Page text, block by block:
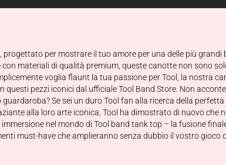
per mostrare il tuo amore per una delle più
materiali di qualità premium, queste canotte non sono
voglia flaunt la tua passione per Tool, la nostra
pezzi iconici dal ufficiale Tool Band Store. Non
Se sei un duro Tool fan alla ricerca della
alla loro arte iconica, Tool ha dimostrato di nuovo
nel mondo di Tool band tank top – la fusione
must-have che amplieranno senza dubbio il vostro